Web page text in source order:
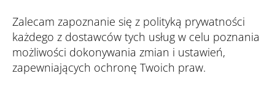
Zalecam zapoznanie się z polityką prywatności
każdego z dostawców tych usług w celu poznania
możliwości dokonywania zmian i ustawień,
zapewniających ochronę Twoich praw.